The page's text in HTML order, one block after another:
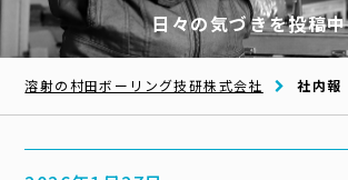
日々の気づきを投稿中
溶射の村田ボーリング技研株式会社 社内報